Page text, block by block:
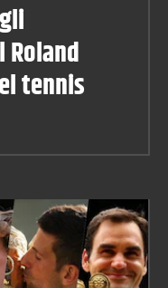
tennis